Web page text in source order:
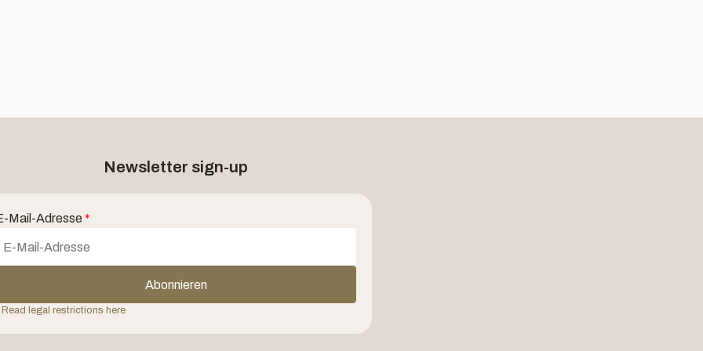
Newsletter sign-up
Mail-Adresse*
Abonnieren
Read legal restrictions here